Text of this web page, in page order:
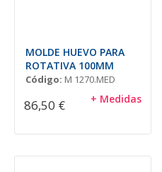
MOLDE HUEVO PARA
ROTATIVA 100MM
Código: M 1270.MED
86,50 € + Medidas